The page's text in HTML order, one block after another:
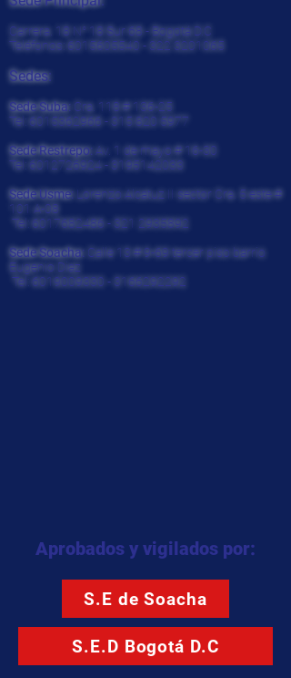
Carrera. 18 N° 18 Sur 68 - Bogotá D.C
Teléfonos: 6015605540 - 322 3201065
Sedes:
Sede Suba: Cra. 118 # 136-25
Tel: 6015362966 - 315 820 5977
Sede Restrepo: Av. 1 de mayo # 16-30
Tel: 6012726924- 3195142033
Sede Usme: Lorenzo Alcatuz II sector Cra. 5 este #
101 A-08
Tel: 6017682486 - 321 2935892
Sede Soacha: Calle 13 # 9-69 tercer piso barrio
Eugenio Diaz
Tel: 6019009330 - 3166292292
Aprobados y vigilados por:
S.E de Soacha
S.E.D Bogotá D.C